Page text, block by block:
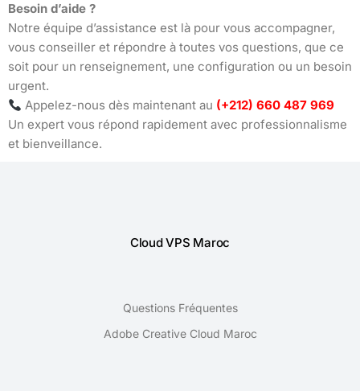
Besoin d’aide ?
Notre équipe d’assistance est là pour vous accompagner,
vous conseiller et répondre à toutes vos questions, que ce
soit pour un renseignement, une configuration ou un besoin
urgent.
Appelez-nous dès maintenant au (+212) 660 487 969
Un expert vous répond rapidement avec professionnalisme
et bienveillance.
Cloud VPS Maroc
Questions Fréquentes
Adobe Creative Cloud Maroc